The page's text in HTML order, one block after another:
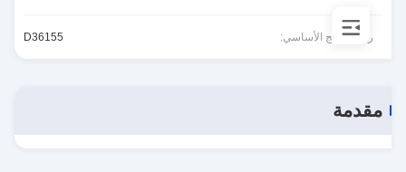
رقم المنتج الأساسي: D36155
مقدمة